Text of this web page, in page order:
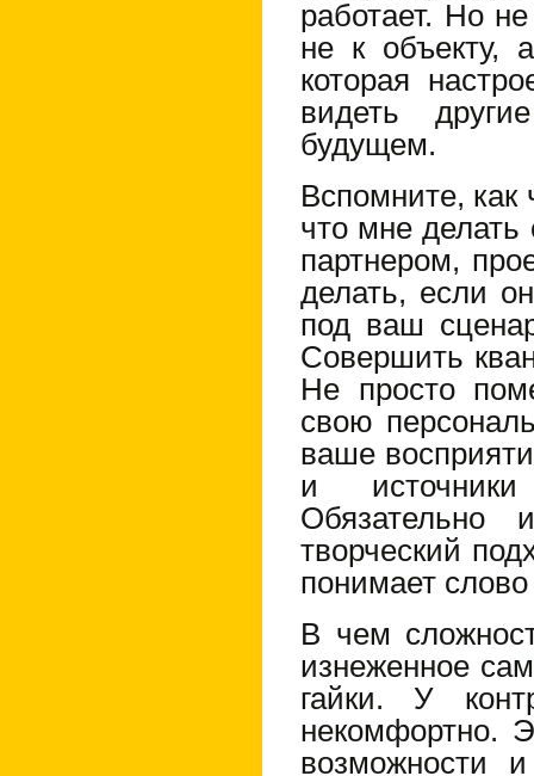
работает. Но
не к объекту,
которая
видеть
будущем.
Вспомните, как
что мне
партнером,
делать, если
под ваш
Совершить
Не просто
свою
ваше
и
Обязательно
творческий
понимает
В чем
изнеженное
гайки. У
некомфортно.
возможности